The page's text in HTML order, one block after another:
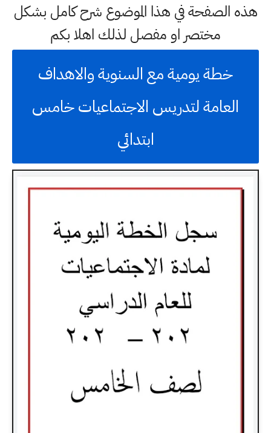
هذه الصفحة في هذا الموضوع شرح كامل بشكل
مختصر او مفصل لذلك اهلا بكم
خطة يومية مع السنوية والاهداف
العامة لتدريس الاجتماعيات خامس
ابتدائي